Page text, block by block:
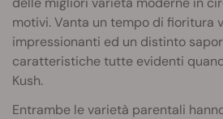
motivi. Vanta un tempo di fioritura
impressionanti ed un distinto
caratteristiche tutte evidenti
Kush.
Entrambe le varietà parentali